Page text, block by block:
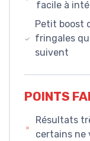
facile à
Petit boost
fringales
suivent
POINTS
Résultats
certains ne